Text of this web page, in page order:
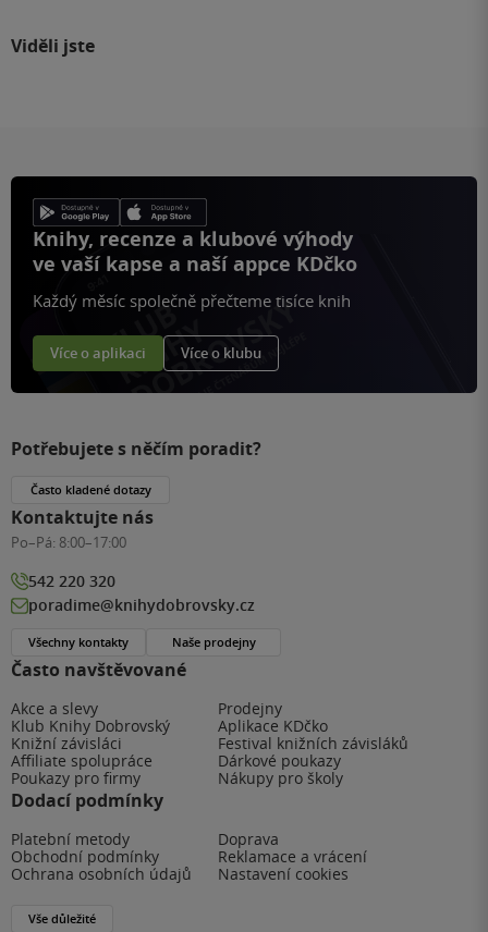
Viděli jste
Knihy, recenze a klubové výhody
ve vaší kapse a naší appce KDčko
Každý měsíc společně přečteme tisíce knih
Více o aplikaci Více o klubu
Často navštěvované
Akce a slevy
Prodejny
Klub Knihy Dobrovský
Aplikace KDčko
Knižní závisláci
Festival knižních závisláků
Affiliate spolupráce
Dárkové poukazy
Poukazy pro firmy
Nákupy pro školy
Dodací podmínky
Platební metody
Doprava
Obchodní podmínky
Reklamace a vrácení
Ochrana osobních údajů
Nastavení cookies
Vše důležité
Potřebujete s něčím poradit?
Často kladené dotazy
Kontaktujte nás
Po–Pá: 8:00–17:00
542 220 320
poradime@knihydobrovsky.cz
Všechny kontakty Naše prodejny